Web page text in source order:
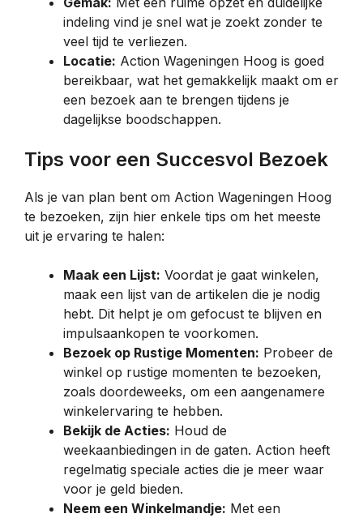
indeling vind je snel wat je zoekt zonder te
veel tijd te verliezen.
Locatie: Action Wageningen Hoog is goed
bereikbaar, wat het gemakkelijk maakt om er
een bezoek aan te brengen tijdens je
dagelijkse boodschappen.
Tips voor een Succesvol Bezoek
Als je van plan bent om Action Wageningen Hoog
te bezoeken, zijn hier enkele tips om het meeste
uit je ervaring te halen:
Maak een Lijst: Voordat je gaat winkelen,
maak een lijst van de artikelen die je nodig
hebt. Dit helpt je om gefocust te blijven en
impulsaankopen te voorkomen.
Bezoek op Rustige Momenten: Probeer de
winkel op rustige momenten te bezoeken,
zoals doordeweeks, om een aangenamere
winkelervaring te hebben.
Bekijk de Acties: Houd de
weekaanbiedingen in de gaten. Action heeft
regelmatig speciale acties die je meer waar
voor je geld bieden.
Neem een Winkelmandje: Met een